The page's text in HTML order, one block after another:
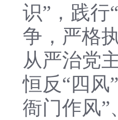
识”，践行
争，严格
从严治党
恒反“四风
衙门作风”